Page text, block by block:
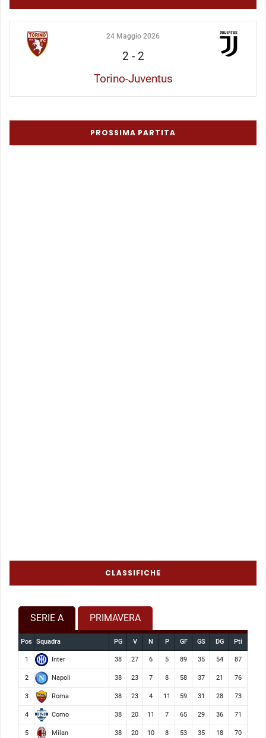
24 Maggio 2026
2 - 2
Torino-Juventus
PROSSIMA PARTITA
CLASSIFICHE
SERIE A PRIMAVERA
Pos Squadra PG V N P GF GS DG Pti
1 Inter 38 27 6 5 89 35 54 87
2 Napoli 38 23 7 8 58 37 21 76
3 Roma 38 23 4 11 59 31 28 73
4 Como 38 20 11 7 65 29 36 71
5 Milan 38 20 10 8 53 35 18 70